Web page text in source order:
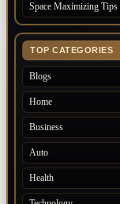
Space Maximizing
TOP CATEGORIES
Blogs
Home
Business
Auto
Health